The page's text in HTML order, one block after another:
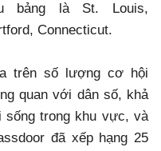
bảng là St. Louis,
Connecticut.
trên số lượng cơ hội
quan với dân số, khả
sống trong khu vực, và
đã xếp hạng 25